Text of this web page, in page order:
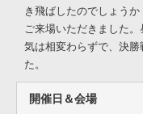
き飛ばしたのでしょう
ご来場いただきました
気は相変わらずで、決
た。
開催日＆会場